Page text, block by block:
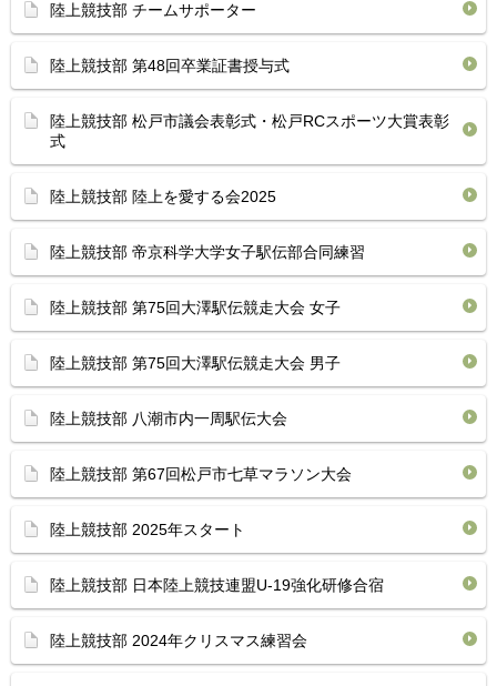
陸上競技部 チームサポーター
陸上競技部 第48回卒業証書授与式
陸上競技部 松戸市議会表彰式・松戸RCスポーツ大賞表彰
式
陸上競技部 陸上を愛する会2025
陸上競技部 帝京科学大学女子駅伝部合同練習
陸上競技部 第75回大澤駅伝競走大会 女子
陸上競技部 第75回大澤駅伝競走大会 男子
陸上競技部 八潮市内一周駅伝大会
陸上競技部 第67回松戸市七草マラソン大会
陸上競技部 2025年スタート
陸上競技部 日本陸上競技連盟U-19強化研修合宿
陸上競技部 2024年クリスマス練習会